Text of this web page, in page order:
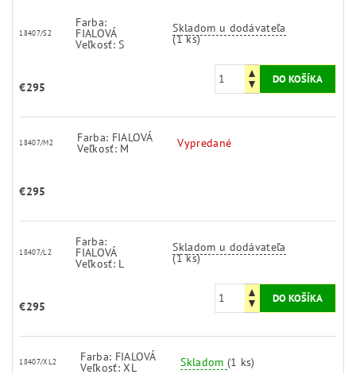
18407/S2
Farba:
FIALOVÁ
Veľkosť: S
Skladom u dodávateľa
(1 ks)
€295
18407/M2 Farba: FIALOVÁ
Veľkosť: M Vypredané
€295
18407/L2
Farba:
FIALOVÁ
Veľkosť: L
Skladom u dodávateľa
(1 ks)
€295
18407/XL2 Farba: FIALOVÁ
Veľkosť: XL Skladom (1 ks)